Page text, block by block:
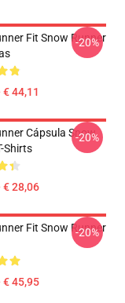
Fit Snow Runner
€ 44,11
-20%
Cápsula Snow
Shirts
€ 28,06
-20%
Fit Snow Runner
€ 45,95
-20%